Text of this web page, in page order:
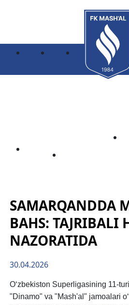
SAMARQANDDA
SAMARQANDDA
BAHS: TAJRIBALI
NAZORATIDA
30.04.2026
O‘zbekiston Superligasining 11-
"Dinamo" va "Mash'al" jamoalari